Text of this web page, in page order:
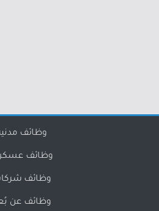
وظائف
وظائف
وظائف
وظائف عن